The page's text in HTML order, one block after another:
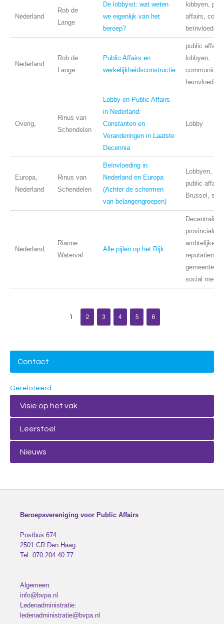
Nederland
Rob de
Lange
De lobbyist: wat weten
we eigenlijk van het
beroep?
lobbyen,
affairs,
beïnvloeding
Nederland
Rob de
Lange
Public Affairs en
werkelijkheidsconstructie
public affairs,
lobbyen,
beïnvloeding,
Overig,
Rinus van
Schendelen
Lobby en Public Affairs
in Nederland:
Constanten en
Veranderingen in Laatste
Decennia
Lobby
Europa,
Nederland
Rinus van
Schendelen
Beïnvloeding in
Nederland en Europa
(Achter de schermen
van belangengroepen)
Lobbyen,
public affairs,
Brussel,
Nederland,
Rianne
Waterval
Alle pijlen op het Rijk
provinciale
ambtelijke
social media
1 2 3 4 5 6
Contact
Gerelateerd
Visie op het vak
Leerstoel
Nieuws
Beroepsvereniging voor Public Affairs
Postbus 674
2501 CR Den Haag
Tel: 070 204 40 77
Algemeen:
info@bvpa.nl
Ledenadministratie:
ledenadministratie@bvpa.nl